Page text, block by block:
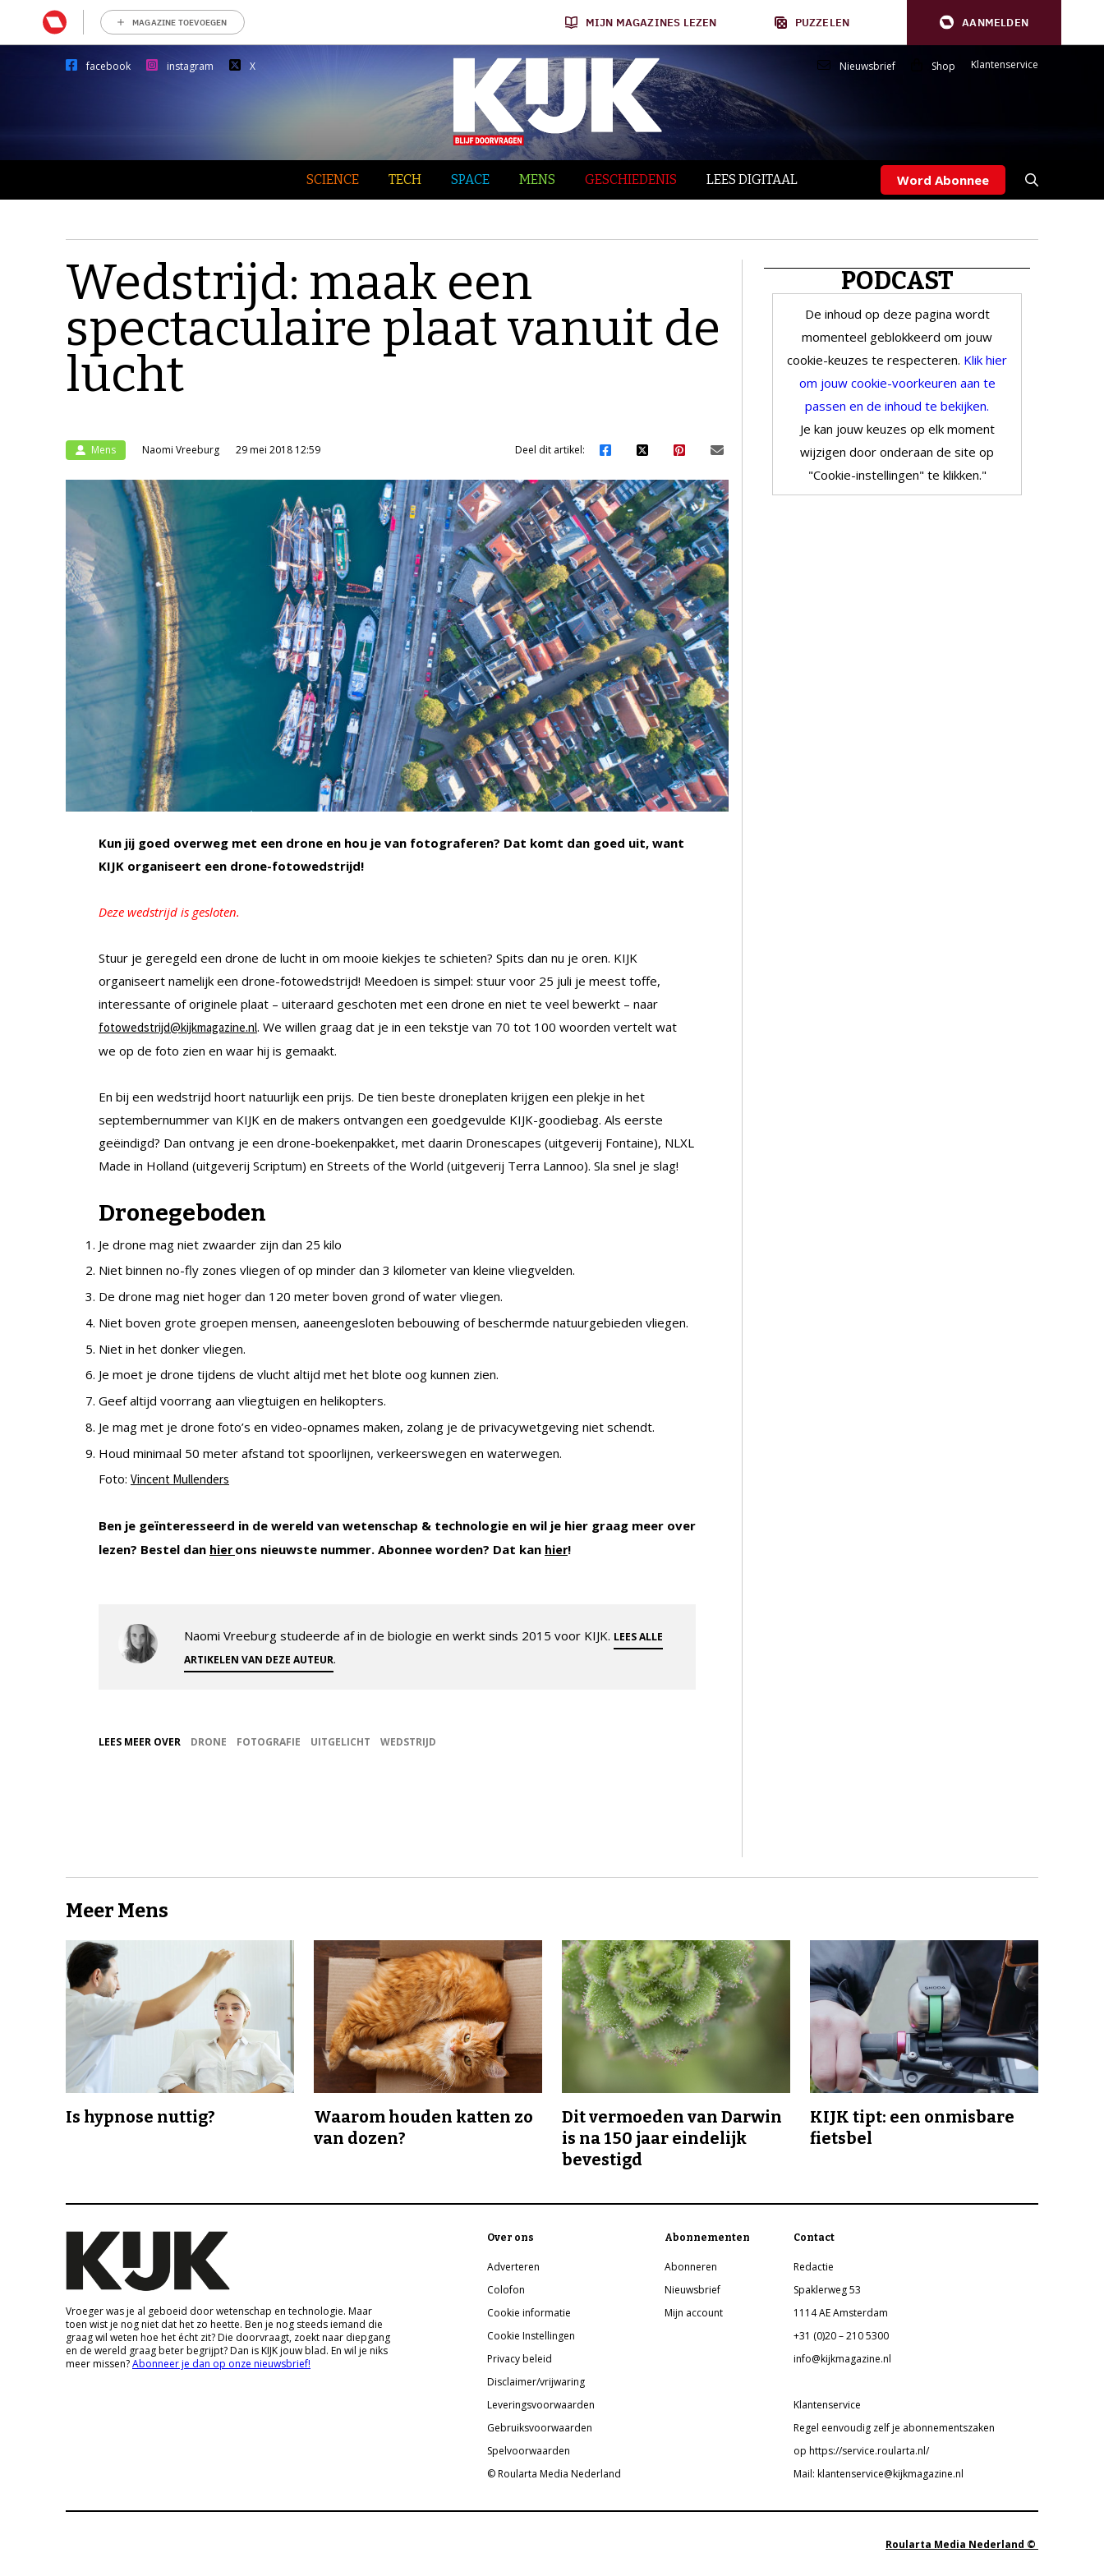
MAGAZINE TOEVOEGEN MIJN MAGAZINES LEZEN PUZZELEN AANMELDEN
facebook instagram X Nieuwsbrief Shop Klantenservice
SCIENCE TECH SPACE MENS GESCHIEDENIS LEES DIGITAAL Word Abonnee
Wedstrijd: maak een
spectaculaire plaat vanuit de
lucht
Mens Naomi Vreeburg 29 mei 2018 12:59 Deel dit artikel:
Kun jij goed overweg met een drone en hou je van fotograferen? Dat komt dan goed uit, want
KIJK organiseert een drone-fotowedstrijd!
Deze wedstrijd is gesloten.
Stuur je geregeld een drone de lucht in om mooie kiekjes te schieten? Spits dan nu je oren. KIJK
organiseert namelijk een drone-fotowedstrijd! Meedoen is simpel: stuur voor 25 juli je meest toffe,
interessante of originele plaat – uiteraard geschoten met een drone en niet te veel bewerkt – naar
fotowedstrijd@kijkmagazine.nl. We willen graag dat je in een tekstje van 70 tot 100 woorden vertelt wat
we op de foto zien en waar hij is gemaakt.
En bij een wedstrijd hoort natuurlijk een prijs. De tien beste droneplaten krijgen een plekje in het
septembernummer van KIJK en de makers ontvangen een goedgevulde KIJK-goodiebag. Als eerste
geëindigd? Dan ontvang je een drone-boekenpakket, met daarin Dronescapes (uitgeverij Fontaine), NLXL
Made in Holland (uitgeverij Scriptum) en Streets of the World (uitgeverij Terra Lannoo). Sla snel je slag!
Dronegeboden
Je drone mag niet zwaarder zijn dan 25 kilo
Niet binnen no-fly zones vliegen of op minder dan 3 kilometer van kleine vliegvelden.
De drone mag niet hoger dan 120 meter boven grond of water vliegen.
Niet boven grote groepen mensen, aaneengesloten bebouwing of beschermde natuurgebieden vliegen.
Niet in het donker vliegen.
Je moet je drone tijdens de vlucht altijd met het blote oog kunnen zien.
Geef altijd voorrang aan vliegtuigen en helikopters.
Je mag met je drone foto’s en video-opnames maken, zolang je de privacywetgeving niet schendt.
Houd minimaal 50 meter afstand tot spoorlijnen, verkeerswegen en waterwegen.
Foto: Vincent Mullenders
Ben je geïnteresseerd in de wereld van wetenschap & technologie en wil je hier graag meer over
lezen? Bestel dan hier ons nieuwste nummer. Abonnee worden? Dat kan hier!
Naomi Vreeburg studeerde af in de biologie en werkt sinds 2015 voor KIJK. LEES ALLE
ARTIKELEN VAN DEZE AUTEUR.
LEES MEER OVER DRONE FOTOGRAFIE UITGELICHT WEDSTRIJD
PODCAST
De inhoud op deze pagina wordt
momenteel geblokkeerd om jouw
cookie-keuzes te respecteren. Klik hier
om jouw cookie-voorkeuren aan te
passen en de inhoud te bekijken.
Je kan jouw keuzes op elk moment
wijzigen door onderaan de site op
"Cookie-instellingen" te klikken."
Meer Mens
Is hypnose nuttig?
Waarom houden katten zo
van dozen?
Dit vermoeden van Darwin
is na 150 jaar eindelijk
bevestigd
KIJK tipt: een onmisbare
fietsbel
Vroeger was je al geboeid door wetenschap en technologie. Maar
toen wist je nog niet dat het zo heette. Ben je nog steeds iemand die
graag wil weten hoe het écht zit? Die doorvraagt, zoekt naar diepgang
en de wereld graag beter begrijpt? Dan is KIJK jouw blad. En wil je niks
meer missen?Abonneer je dan op onze nieuwsbrief!
Over ons
Adverteren
Colofon
Cookie informatie
Cookie Instellingen
Privacy beleid
Disclaimer/vrijwaring
Leveringsvoorwaarden
Gebruiksvoorwaarden
Spelvoorwaarden
© Roularta Media Nederland
Abonnementen
Abonneren
Nieuwsbrief
Mijn account
Contact
Redactie
Spaklerweg 53
1114 AE Amsterdam
+31 (0)20 – 210 5300
info@kijkmagazine.nl
Klantenservice
Regel eenvoudig zelf je abonnementszaken
op https://service.roularta.nl/
Mail: klantenservice@kijkmagazine.nl
Roularta Media Nederland ©